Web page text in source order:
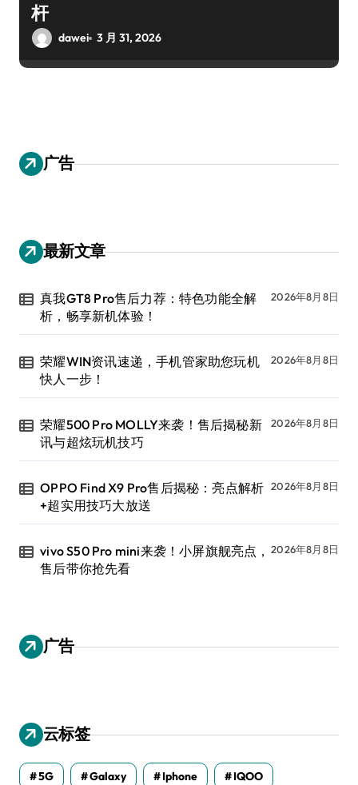
杆
dawei 3 月 31, 2026
广告
最新文章
真我GT8 Pro售后力荐：特色功能全解
析，畅享新机体验！
2026年8月8日
荣耀WIN资讯速递，手机管家助您玩机
快人一步！
2026年8月8日
荣耀500 Pro MOLLY来袭！售后揭秘新
讯与超炫玩机技巧
2026年8月8日
OPPO Find X9 Pro售后揭秘：亮点解析
+超实用技巧大放送
2026年8月8日
vivo S50 Pro mini来袭！小屏旗舰亮点，
售后带你抢先看
2026年8月8日
广告
云标签
5G Galaxy Iphone IQOO